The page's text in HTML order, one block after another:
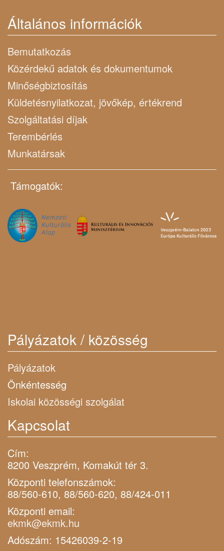
Általános információk
Bemutatkozás
Közérdekű adatok és dokumentumok
Minőségbiztosítás
Küldetésnyilatkozat, jövőkép, értékrend
Szolgáltatási díjak
Terembérlés
Munkatársak
Támogatók:
Pályázatok / közösség
Pályázatok
Önkéntesség
Iskolai közösségi szolgálat
Kapcsolat
Cím:
8200 Veszprém, Komakút tér 3.
Központi telefonszámok:
88/560-610, 88/560-620, 88/424-011
Központi email:
ekmk@ekmk.hu
Adószám: 15426039-2-19